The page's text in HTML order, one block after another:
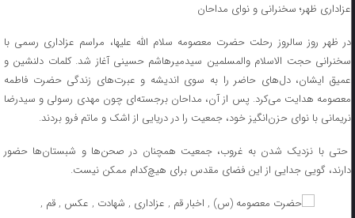
عزاداری ظهر؛ سخنرانی و نوای مداحان
در ظهر روز سالروز رحلت حضرت معصومه سلام الله علیها، مراسم عزاداری رسمی با
سخنرانی حجت الاسلام والمسلمین سیدمیرهاشم حسینی آغاز شد. کلمات دلنشین و
عمیق ایشان، دل‌های حاضر را به سوی اندیشه و عبرت‌های زندگی حضرت فاطمه
معصومه هدایت می‌کرد. پس از آن، مداحان برجسته‌ای چون مهدی رسولی و سیدرضا
نریمانی با نوای حزن‌انگیز خود، جمعیت را در دریایی از اشک و ماتم فرو بردند.
حتی با نزدیک شدن به غروب، جمعیت همچنان در صحن‌ها و شبستان‌ها حضور
دارند، گویی جدایی از این فضای مقدس برای هیچ‌کدام ممکن نیست.